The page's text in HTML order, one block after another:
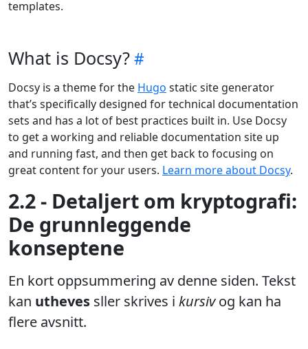
templates.
What is Docsy?
Docsy is a theme for the Hugo static site generator
that’s specifically designed for technical documentation
sets and has a lot of best practices built in. Use Docsy
to get a working and reliable documentation site up
and running fast, and then get back to focusing on
great content for your users. Learn more about Docsy.
2.2 - Detaljert om kryptografi:
De grunnleggende
konseptene
En kort oppsummering av denne siden. Tekst
kan utheves sller skrives i kursivog kan ha
flere avsnitt.